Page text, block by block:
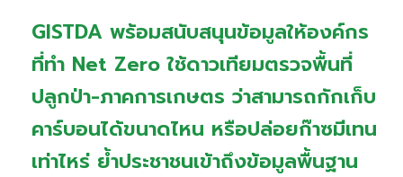
GISTDA พร้อมสนับสนุนข้อมูลให้องค์กร
ที่ทำ Net Zero ใช้ดาวเทียมตรวจพื้นที่
ปลูกป่า-ภาคการเกษตร ว่าสามารถกักเก็บ
คาร์บอนได้ขนาดไหน หรือปล่อยก๊าซมีเทน
เท่าไหร่ ย้ำประชาชนเข้าถึงข้อมูลพื้นฐาน